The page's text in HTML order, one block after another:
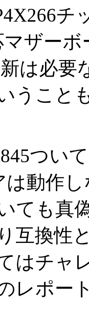
マザー
は必要
うこと
つい
は動作
ても真
互換性
はチャ
レポー